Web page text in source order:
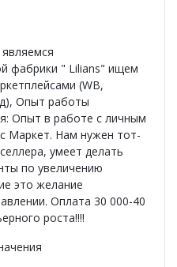
фабрики " Lilians" ищем
(WB,
Опыт работы
Опыт в работе с личным
Маркет. Нам нужен тот-
умеет делать
по увеличению
это желание
Оплата 30 000-40
роста!!!!